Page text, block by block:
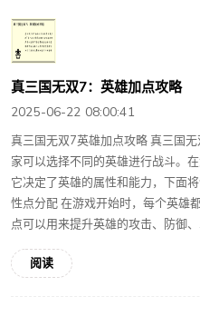
真三国无双7：英雄加点攻略
2025-06-22 08:00:41
真三国无双7英雄加点攻略 真三国
家可以选择不同的英雄进行战斗。
它决定了英雄的属性和能力，下面
性点分配 在游戏开始时，每个英雄
点可以用来提升英雄的攻击、防御、
阅读